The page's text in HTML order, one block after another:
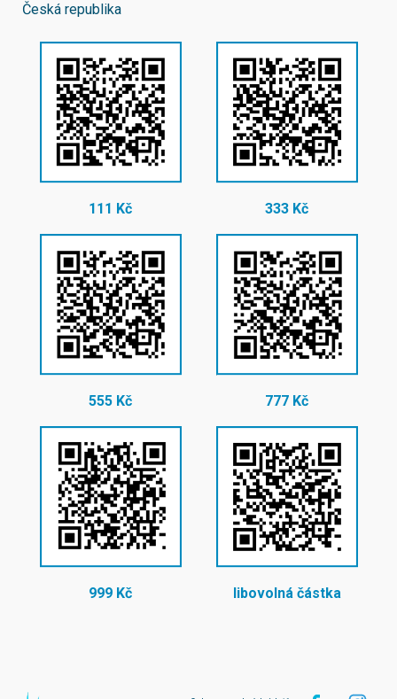
Česká republika
111 Kč 333 Kč
555 Kč 777 Kč
999 Kč libovolná částka